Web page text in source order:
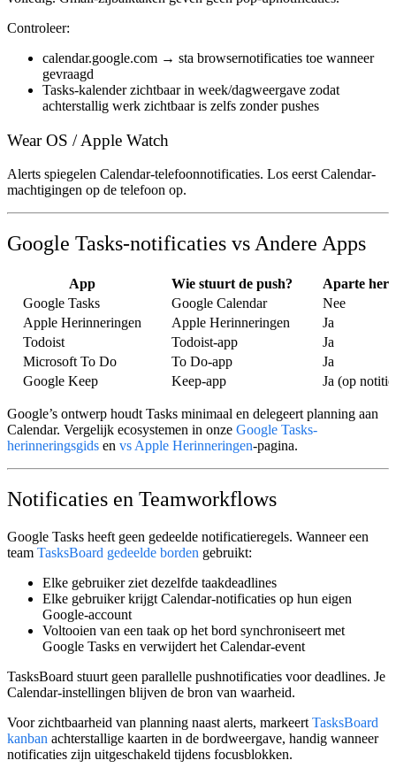
Controleer:
calendar.google.com → sta browsernotificaties toe wanneer
gevraagd
Tasks-kalender zichtbaar in week/dagweergave zodat
achterstallig werk zichtbaar is zelfs zonder pushes
Wear OS / Apple Watch
Alerts spiegelen Calendar-telefoonnotificaties. Los eerst Calendar-
machtigingen op de telefoon op.
Google Tasks-notificaties vs Andere Apps
App Wie stuurt de push?
Aparte
Google Tasks
Google Calendar
Nee
Apple Herinneringen
Apple Herinneringen
Ja
Todoist
Todoist-app
Ja
Microsoft To Do
To Do-app
Ja
Google Keep
Keep-app Ja (op
Google’s ontwerp houdt Tasks minimaal en delegeert planning aan
Calendar. Vergelijk ecosystemen in onze Google Tasks-
herinneringsgids en vs Apple Herinneringen-pagina.
Notificaties en Teamworkflows
Google Tasks heeft geen gedeelde notificatieregels. Wanneer een
team TasksBoard gedeelde borden gebruikt:
Elke gebruiker ziet dezelfde taakdeadlines
Elke gebruiker krijgt Calendar-notificaties op hun eigen
Google-account
Voltooien van een taak op het bord synchroniseert met
Google Tasks en verwijdert het Calendar-event
TasksBoard stuurt geen parallelle pushnotificaties voor deadlines. Je
Calendar-instellingen blijven de bron van waarheid.
Voor zichtbaarheid van planning naast alerts, markeert TasksBoard
kanban achterstallige kaarten in de bordweergave, handig wanneer
notificaties zijn uitgeschakeld tijdens focusblokken.